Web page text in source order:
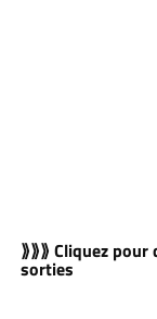
⟫⟫⟫ Cliquez pour
sorties